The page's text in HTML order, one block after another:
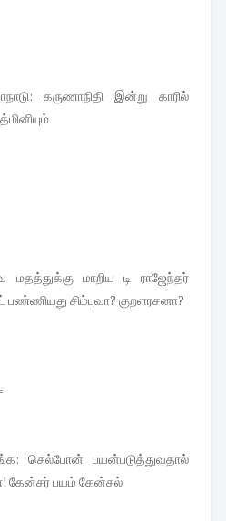
கருணாநிதி இன்று காரில்
மதத்துக்கு மாறிய டி ராஜேந்தர்
பண்ணியது சிம்புவா? குறளரசனா?
செல்போன் பயன்படுத்துவதால்
கேன்சர் பயம் கேன்சல்